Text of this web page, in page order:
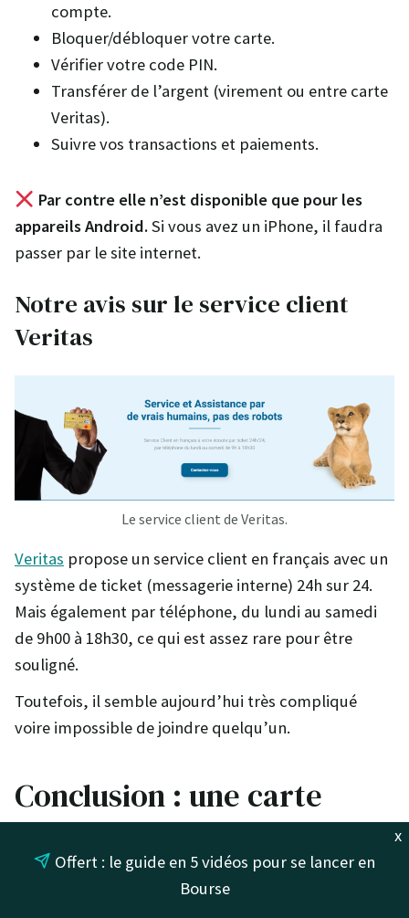
compte.
Bloquer/débloquer votre carte.
Vérifier votre code PIN.
Transférer de l’argent (virement ou entre carte
Veritas).
Suivre vos transactions et paiements.
Par contre elle n’est disponible que pour les
appareils Android.Si vous avez un iPhone, il faudra
passer par le site internet.
Notre avis sur le service client
Veritas
Le service client de Veritas.
Veritas propose un service client en français avec un
système de ticket (messagerie interne) 24h sur 24.
Mais également par téléphone, du lundi au samedi
de 9h00 à 18h30, ce qui est assez rare pour être
souligné.
Toutefois, il semble aujourd’hui très compliqué
voire impossible de joindre quelqu’un.
Conclusion : une carte
recommandable
x
Offert : le guide en 5 vidéos pour se lancer en
Bourse